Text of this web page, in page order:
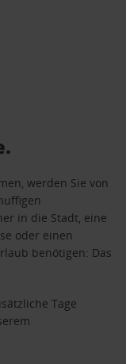
werden Sie von
in die Stadt, eine
oder einen
benötigen: Das
Tage